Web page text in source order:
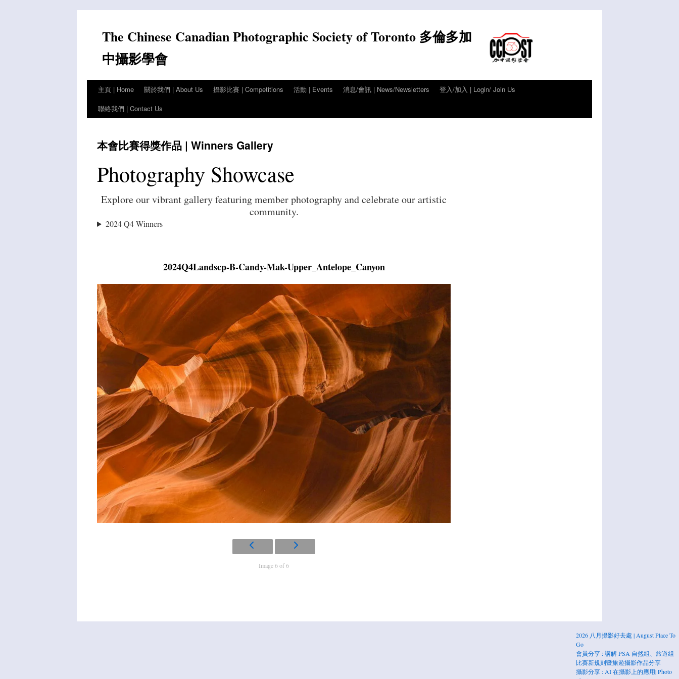
contentThe Chinese Canadian Photographic Society of Toronto 多倫多加
中攝影學會
主頁 | Home 關於我們 | About Us 攝影比賽 | Competitions 活動 | Events 消息/會訊 | News/Newsletters
登入/加入 | Login/ Join Us
聯絡我們 | Contact Us
本會比賽得獎作品 | Winners Gallery
Photography Showcase
Explore our vibrant gallery featuring member photography and celebrate our artistic
community.
2024 Q4 Winners
2024Q4Landscp-B-Candy-Mak-Upper_Antelope_Canyon
Image 6 of 6
2026 八月攝影好去處 | August Place To
Go
會員分享 : 講解 PSA 自然組、旅遊組
比賽新規則暨旅遊攝影作品分享
攝影分享 : AI 在攝影上的應用| Photo